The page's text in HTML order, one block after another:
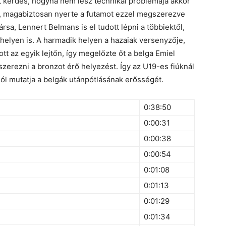
nyerte a futamot ezzel megszerezve
Lennert Belmans is el tudott lépni a többiektől,
is. A harmadik helyen a hazaiak versenyzője,
az egyik lejtőn, így megelőzte őt a belga Emiel
a bronzot érő helyezést. Így az U19-es fiúknál
mutatja a belgák utánpótlásának erősségét.
0:38:50
0:00:31
0:00:38
0:00:54
0:01:08
0:01:13
0:01:29
0:01:34